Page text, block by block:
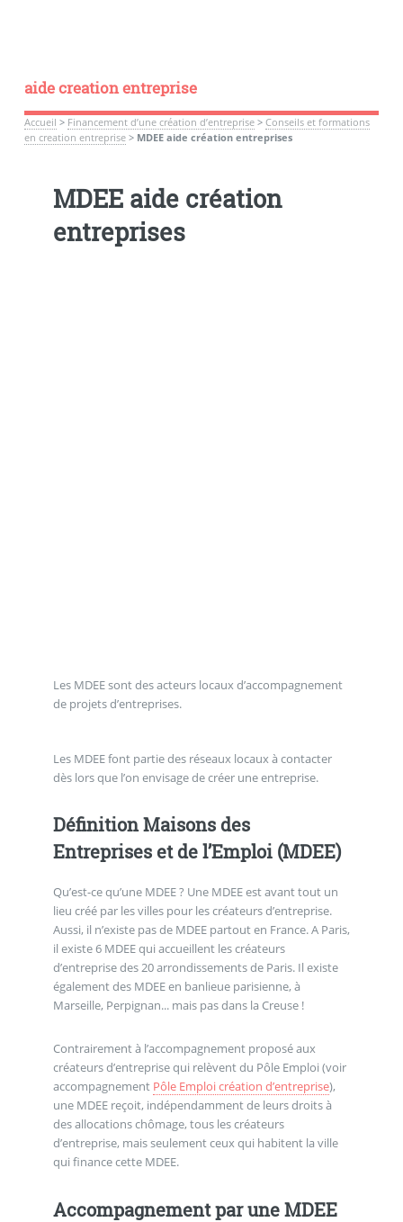
aide creation entreprise
Accueil > Financement d’une création d’entreprise> Conseils et formations
en creation entreprise> MDEE aide création entreprises
MDEE aide création
entreprises
Les MDEE sont des acteurs locaux d’accompagnement
de projets d’entreprises.
Les MDEE font partie des réseaux locaux à contacter
dès lors que l’on envisage de créer une entreprise.
Définition Maisons des
Entreprises et de l’Emploi (MDEE)
Qu’est-ce qu’une MDEE ? Une MDEE est avant tout un
lieu créé par les villes pour les créateurs d’entreprise.
Aussi, il n’existe pas de MDEE partout en France. A Paris,
il existe 6 MDEE qui accueillent les créateurs
d’entreprise des 20 arrondissements de Paris. Il existe
également des MDEE en banlieue parisienne, à
Marseille, Perpignan... mais pas dans la Creuse !
Contrairement à l’accompagnement proposé aux
créateurs d’entreprise qui relèvent du Pôle Emploi (voir
accompagnement Pôle Emploi création d’entreprise),
une MDEE reçoit, indépendamment de leurs droits à
des allocations chômage, tous les créateurs
d’entreprise, mais seulement ceux qui habitent la ville
qui finance cette MDEE.
Accompagnement par une MDEE